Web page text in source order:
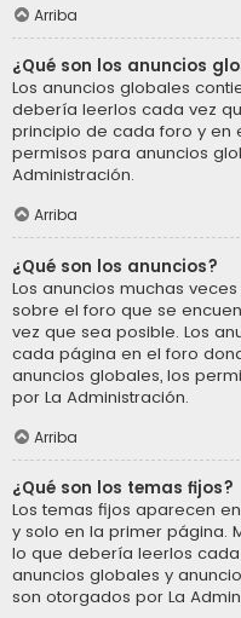
Arriba
¿Qué son los anuncios
Los anuncios globales
debería leerlos cada vez
principio de cada foro y en
permisos para anuncios
Administración.
Arriba
¿Qué son los anuncios?
Los anuncios muchas
sobre el foro que se
vez que sea posible. Los
cada página en el foro
anuncios globales, los
por La Administración.
Arriba
¿Qué son los temas fijos?
Los temas fijos aparecen
y solo en la primer página.
lo que debería leerlos
anuncios globales y
son otorgados por La